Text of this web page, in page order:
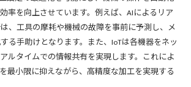
率を向上させています。例えば、AIによるリア
、工具の摩耗や機械の故障を事前に予測し、メ
る手助けとなります。また、IoTは各機器をネッ
ルタイムでの情報共有を実現します。これによ
最小限に抑えながら、高精度な加工を実現する